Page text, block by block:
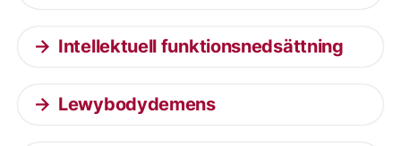
Intellektuell funktionsnedsättning
Lewybodydemens